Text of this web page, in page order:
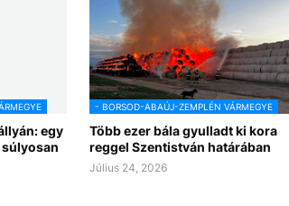
egy
- BORSOD-ABAÚJ-ZEMPLÉN VÁRMEGYE
Több ezer bála gyulladt ki kora
reggel Szentistván határában
Július 24, 2026